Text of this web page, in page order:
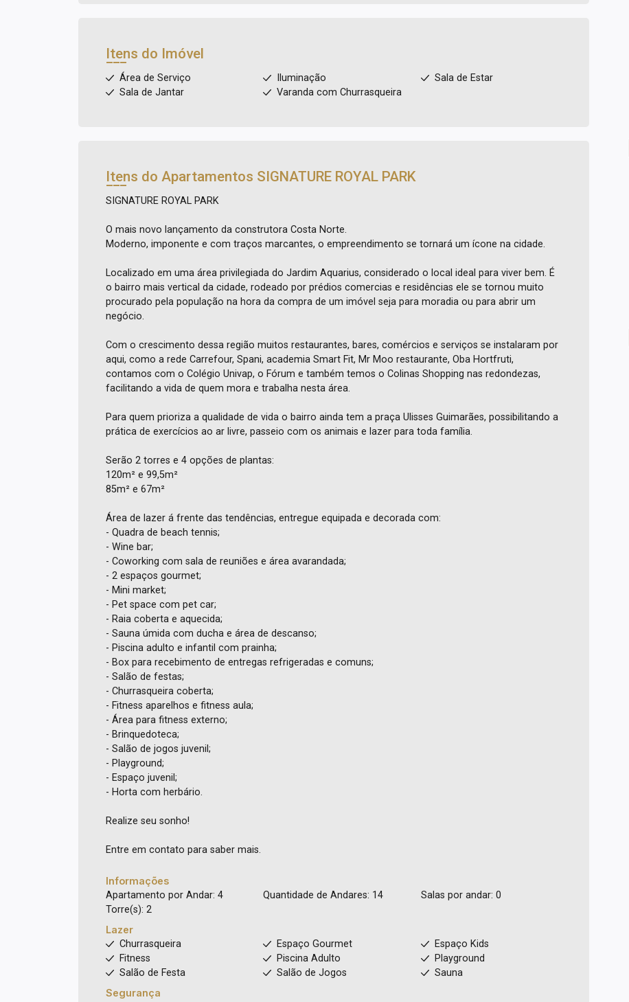
Itens do Imóvel
Área de Serviço Iluminação
Sala de Estar
Sala de Jantar
Varanda com Churrasqueira
Itens do Apartamentos SIGNATURE ROYAL PARK
SIGNATURE ROYAL PARK
O mais novo lançamento da construtora Costa Norte.
Moderno, imponente e com traços marcantes, o empreendimento se tornará um ícone na cidade.
Localizado em uma área privilegiada do Jardim Aquarius, considerado o local ideal para viver bem. É
o bairro mais vertical da cidade, rodeado por prédios comercias e residências ele se tornou muito
procurado pela população na hora da compra de um imóvel seja para moradia ou para abrir um
negócio.
Com o crescimento dessa região muitos restaurantes, bares, comércios e serviços se instalaram por
aqui, como a rede Carrefour, Spani, academia Smart Fit, Mr Moo restaurante, Oba Hortfruti,
contamos com o Colégio Univap, o Fórum e também temos o Colinas Shopping nas redondezas,
facilitando a vida de quem mora e trabalha nesta área.
Para quem prioriza a qualidade de vida o bairro ainda tem a praça Ulisses Guimarães, possibilitando a
prática de exercícios ao ar livre, passeio com os animais e lazer para toda família.
Serão 2 torres e 4 opções de plantas:
120m² e 99,5m²
85m² e 67m²
Área de lazer á frente das tendências, entregue equipada e decorada com:
- Quadra de beach tennis;
- Wine bar;
- Coworking com sala de reuniões e área avarandada;
- 2 espaços gourmet;
- Mini market;
- Pet space com pet car;
- Raia coberta e aquecida;
- Sauna úmida com ducha e área de descanso;
- Piscina adulto e infantil com prainha;
- Box para recebimento de entregas refrigeradas e comuns;
- Salão de festas;
- Churrasqueira coberta;
- Fitness aparelhos e fitness aula;
- Área para fitness externo;
- Brinquedoteca;
- Salão de jogos juvenil;
- Playground;
- Espaço juvenil;
- Horta com herbário.
Realize seu sonho!
Entre em contato para saber mais.
Informações
Apartamento por Andar: 4
Quantidade de Andares: 14
Salas por andar: 0
Torre(s): 2
Lazer
Churrasqueira
Espaço Gourmet
Espaço Kids
Fitness
Piscina Adulto
Playground
Salão de Festa
Salão de Jogos
Sauna
Segurança